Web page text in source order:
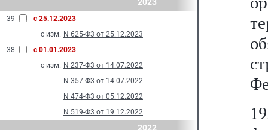
2023
39
с 25.12.2023
с изм. N 625-Ф3 от 25.12.2023
38
с 01.01.2023
с изм. N 237-Ф3 от 14.07.2022
N 357-Ф3 от 14.07.2022
N 474-Ф3 от 05.12.2022
N 519-Ф3 от 19.12.2022
2022